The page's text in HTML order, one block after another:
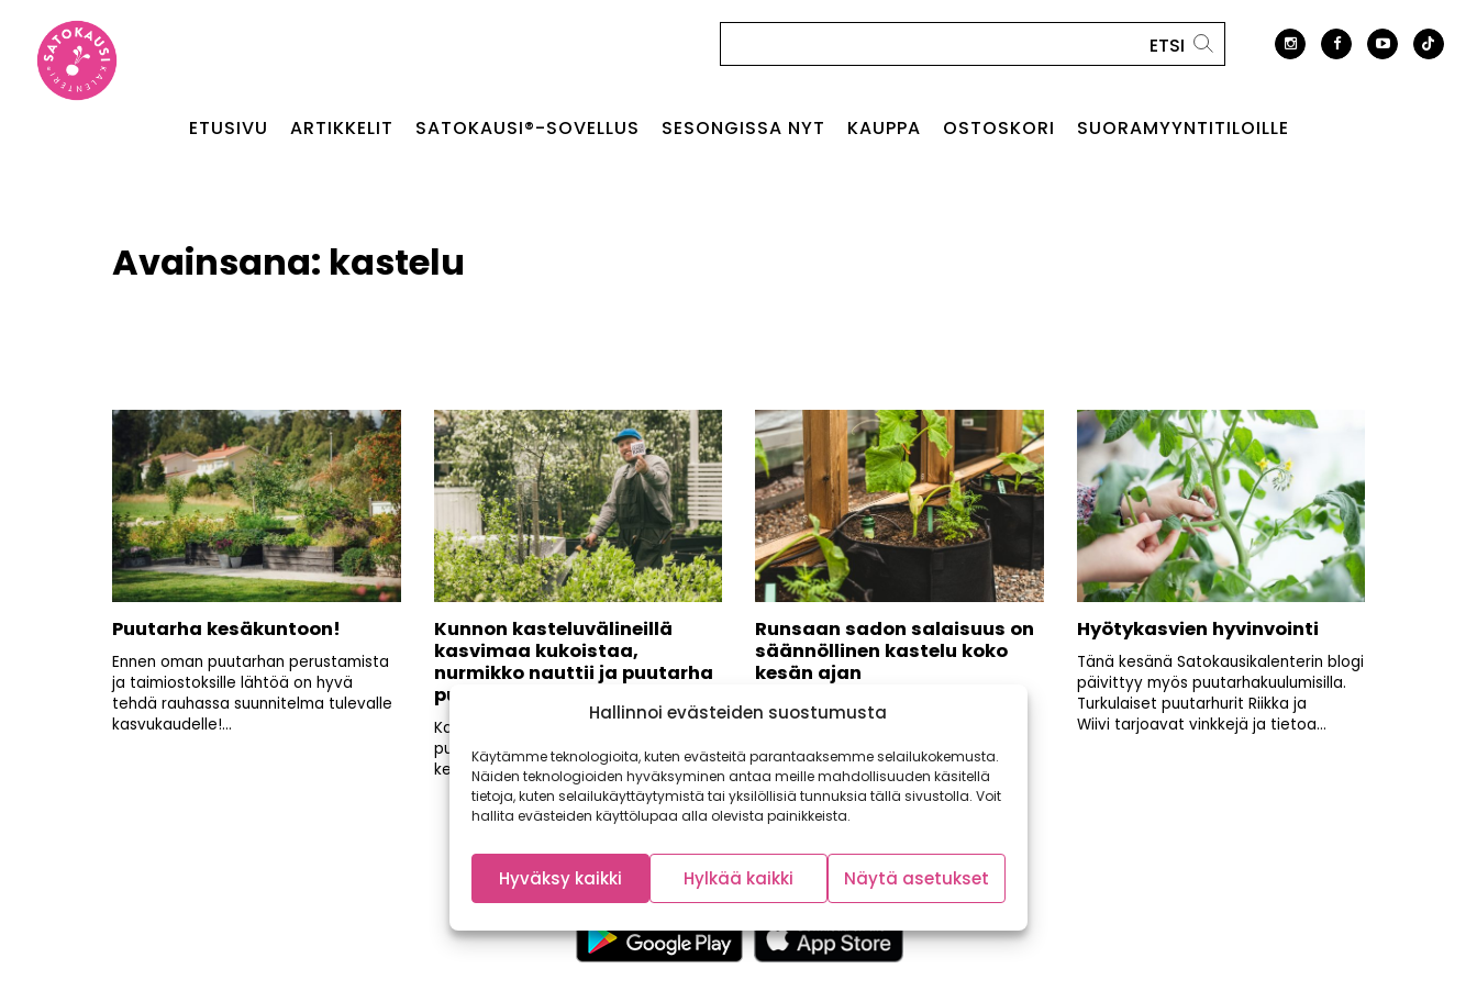
Hallinnoi evästeiden suostumusta
Käytämme teknologioita, kuten evästeitä parantaaksemme selailukokemusta.
Näiden teknologioiden hyväksyminen antaa meille mahdollisuuden käsitellä
tietoja, kuten selailukäyttäytymistä tai yksilöllisiä tunnuksia tällä sivustolla. Voit
hallita evästeiden käyttölupaa alla olevista painikkeista.
Hyväksy kaikki Hylkää kaikki Näytä asetukset
ETUSIVU ARTIKKELIT SATOKAUSI®-SOVELLUS SESONGISSA NYT KAUPPA OSTOSKORI SUORAMYYNTITILOILLE
Avainsana: kastelu
Puutarha kesäkuntoon!
Ennen oman puutarhan perustamista
ja taimiostoksille lähtöä on hyvä
tehdä rauhassa suunnitelma tulevalle
kasvukaudelle!...
Kunnon kasteluvälineillä
kasvimaa kukoistaa,
nurmikko nauttii ja puutarha
pukkaa satoa!
Kaupallinen yhteistyö: Fiskars Pihalla ja
puutarhassa riittää puuhaa koko
kesän ajaksi. On kitkemistä,...
Runsaan sadon salaisuus on
säännöllinen kastelu koko
kesän ajan
Kesäloma kalenterissa ja mökkeily
kotimaan matkaa tai rentoa
roadtripiä?...
Hyötykasvien hyvinvointi
Tänä kesänä Satokausikalenterin blogi
päivittyy myös puutarhakuulumisilla.
Turkulaiset puutarhurit Riikka ja
Wiivi tarjoavat vinkkejä ja tietoa...